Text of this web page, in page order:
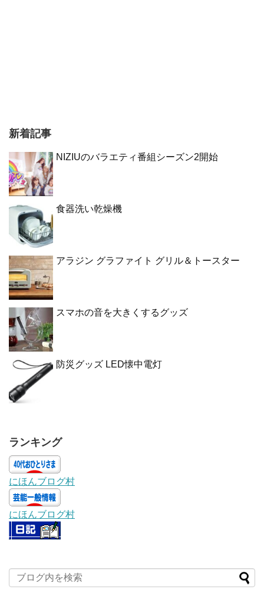
新着記事
NIZIUのバラエティ番組シーズン2開始
食器洗い乾燥機
アラジン グラファイト グリル＆トースター
スマホの音を大きくするグッズ
防災グッズ LED懐中電灯
ランキング
にほんブログ村
にほんブログ村